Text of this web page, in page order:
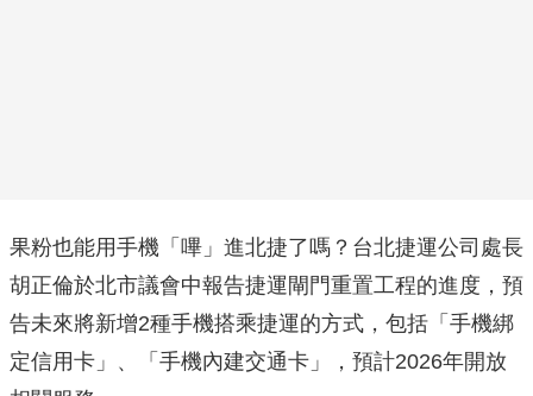
果粉也能用手機「嗶」進北捷了嗎？台北捷運公司處長
胡正倫於北市議會中報告捷運閘門重置工程的進度，預
告未來將新增2種手機搭乘捷運的方式，包括「手機綁
定信用卡」、「手機內建交通卡」，預計2026年開放